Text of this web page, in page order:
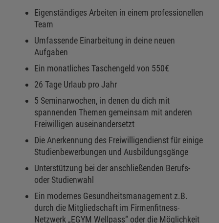
Eigenständiges Arbeiten in einem professionellen
Team
Umfassende Einarbeitung in deine neuen
Aufgaben
Ein monatliches Taschengeld von 550€
26 Tage Urlaub pro Jahr
5 Seminarwochen, in denen du dich mit
spannenden Themen gemeinsam mit anderen
Freiwilligen auseinandersetzt
Die Anerkennung des Freiwilligendienst für einige
Studienbewerbungen und Ausbildungsgänge
Unterstützung bei der anschließenden Berufs-
oder Studienwahl
Ein modernes Gesundheitsmanagement z.B.
durch die Mitgliedschaft im Firmenfitness-
Netzwerk „EGYM Wellpass“ oder die Möglichkeit